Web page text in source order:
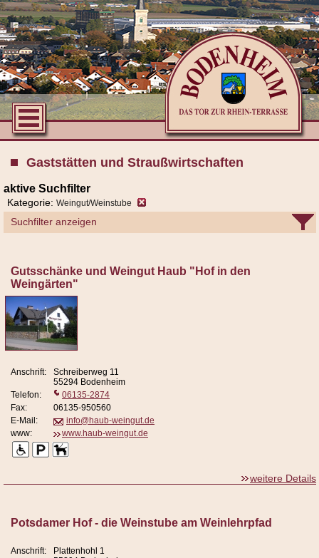
Gaststätten und Straußwirtschaften
aktive Suchfilter
Kategorie: Weingut/Weinstube
Suchfilter anzeigen
Gutsschänke und Weingut Haub "Hof in den
Weingärten"
Anschrift:
Schreiberweg 11
55294 Bodenheim
Telefon:
06135-2874
Fax:
06135-950560
E-Mail:
info@haub-weingut.de
www:
www.haub-weingut.de
weitere Details
Potsdamer Hof - die Weinstube am Weinlehrpfad
Anschrift:
Plattenhohl 1